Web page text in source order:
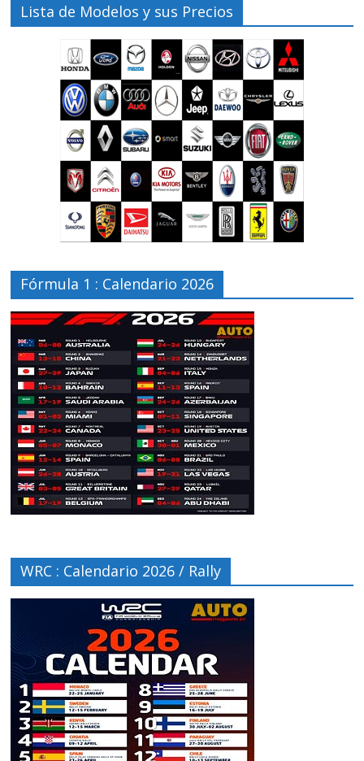
Lista de Modelos y sus Precios
Fórmula 1 : Calendario 2026
WRC : Calendario 2026 / Rally